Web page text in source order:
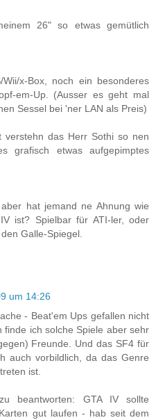
26" so etwas gemütlich
x-Box, noch ein besonderes
em-Up. (Ausser es geht mal
Sessel bei 'ner LAN als Preis)
verstehn das Herr Sothi so nen
grafisch etwas aufgepimptes
hat jemand ne Ahnung wie
ist? Spielbar für ATI-ler, oder
Galle-Spiegel.
um 14:26
- Beat'em Ups gefallen nicht
finde ich solche Spiele aber sehr
Freunde. Und das SF4 für
auch vorbildlich, da das Genre
ist.
beantworten: GTA IV sollte
gut laufen - hab seit dem